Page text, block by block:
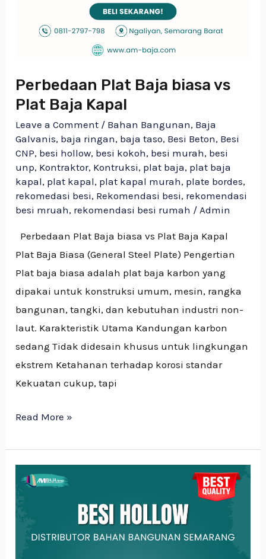
Perbedaan Plat Baja biasa vs
Plat Baja Kapal
Leave a Comment / Bahan Bangunan, Baja
Galvanis, baja ringan, baja taso, Besi Beton, Besi
CNP, besi hollow, besi kokoh, besi murah, besi
unp, Kontraktor, Kontruksi, plat baja, plat baja
kapal, plat kapal, plat kapal murah, plate bordes,
rekomedasi besi, Rekomendasi besi, rekomendasi
besi mruah, rekomendasi besi rumah /Admin
Perbedaan Plat Baja biasa vs Plat Baja Kapal
Plat Baja Biasa (General Steel Plate) Pengertian
Plat baja biasa adalah plat baja karbon yang
dipakai untuk konstruksi umum, mesin, rangka
bangunan, tangki, dan kebutuhan industri non-
laut. Karakteristik Utama Kandungan karbon
sedang Tidak didesain khusus untuk lingkungan
ekstrem Ketahanan terhadap korosi standar
Kekuatan cukup, tapi
Read More »
KEUNTUNGAN